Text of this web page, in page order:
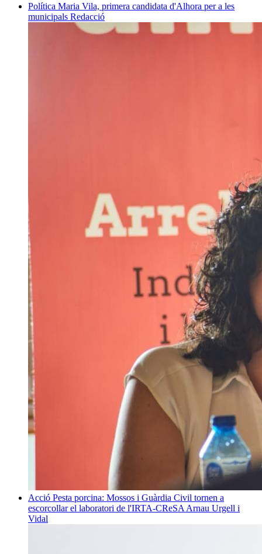
Política Maria Vila, primera candidata d'Alhora per a les
municipals Redacció
Acció Pesta porcina: Mossos i Guàrdia Civil tornen a
escorcollar el laboratori de l'IRTA-CReSA Arnau Urgell i
Vidal